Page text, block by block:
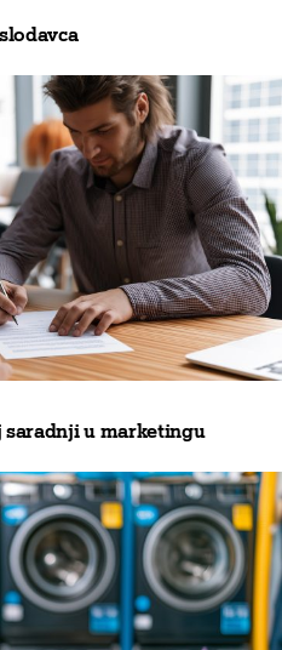
u marketingu